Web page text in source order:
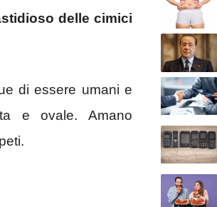
delle cimici
di essere umani e
e ovale. Amano